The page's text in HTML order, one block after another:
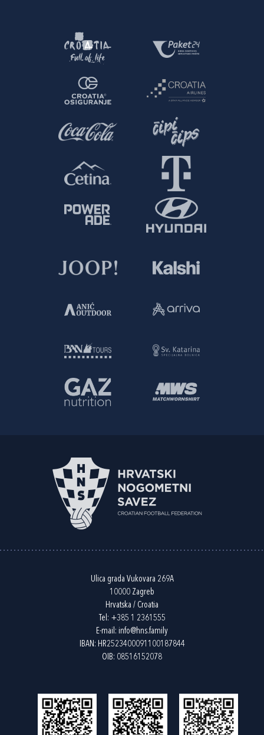
Ulica grada Vukovara 269A
10000 Zagreb
Hrvatska / Croatia
Tel: +385 1 2361555
E-mail: info@hns.family
IBAN: HR2523400091100187844
OIB: 08516152078